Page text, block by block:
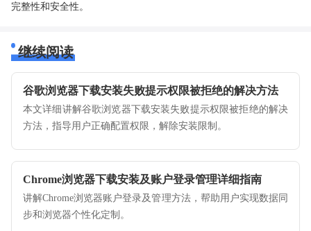
完整性和安全性。
继续阅读
谷歌浏览器下载安装失败提示权限被拒绝的解决方法
本文详细讲解谷歌浏览器下载安装失败提示权限被拒绝的解决
方法，指导用户正确配置权限，解除安装限制。
Chrome浏览器下载安装及账户登录管理详细指南
讲解Chrome浏览器账户登录及管理方法，帮助用户实现数据同
步和浏览器个性化定制。